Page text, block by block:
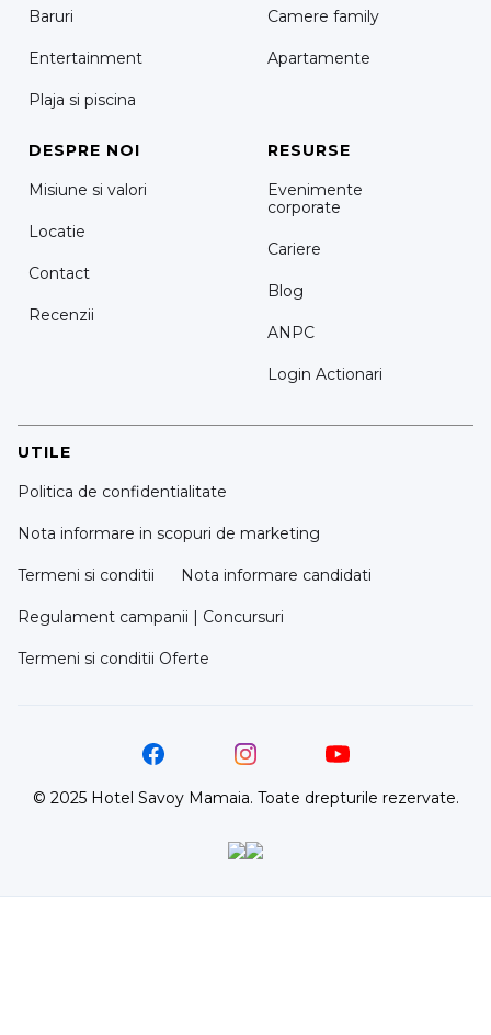
Baruri
Entertainment
Plaja si piscina
Camere family
Apartamente
DESPRE NOI
Misiune si valori
Locatie
Contact
Recenzii
RESURSE
Evenimente
corporate
Cariere
Blog
ANPC
Login Actionari
UTILE
Politica de confidentialitate
Nota informare in scopuri de marketing
Termeni si conditii Nota informare candidati
Regulament campanii | Concursuri
Termeni si conditii Oferte
© 2025 Hotel Savoy Mamaia. Toate drepturile rezervate.